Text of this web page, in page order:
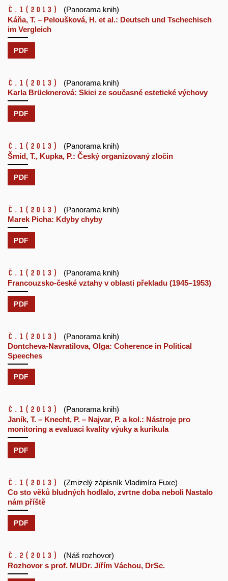
č.1 (2013)
(Panorama knih)
Káňa, T. – Peloušková, H. et al.: Deutsch und Tschechisch
im Vergleich
PDF
č.1 (2013)
(Panorama knih)
Karla Brücknerová: Skici ze současné estetické výchovy
PDF
č.1 (2013)
(Panorama knih)
Šmíd, T., Kupka, P.: Český organizovaný zločin
PDF
č.1 (2013)
(Panorama knih)
Marek Picha: Kdyby chyby
PDF
č.1 (2013)
(Panorama knih)
Francouzsko-české vztahy v oblasti překladu (1945–1953)
PDF
č.1 (2013)
(Panorama knih)
Dontcheva-Navratilova, Olga: Coherence in Political
Speeches
PDF
č.1 (2013)
(Panorama knih)
Janík, T. – Knecht, P. – Najvar, P. a kol.: Nástroje pro
monitoring a evaluaci kvality výuky a kurikula
PDF
č.1 (2013)
(Zmizelý zápisník Vladimíra Fuxe)
Co sto věků bludných hodlalo, zvrtne doba neboli Nastalo
nám příště
PDF
č.2 (2013)
(Náš rozhovor)
Rozhovor s prof. MUDr. Jiřím Váchou, DrSc.